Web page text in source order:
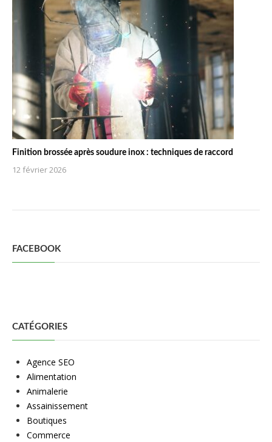
Finition brossée après soudure inox : techniques de raccord
12 février 2026
FACEBOOK
CATÉGORIES
Agence SEO
Alimentation
Animalerie
Assainissement
Boutiques
Commerce